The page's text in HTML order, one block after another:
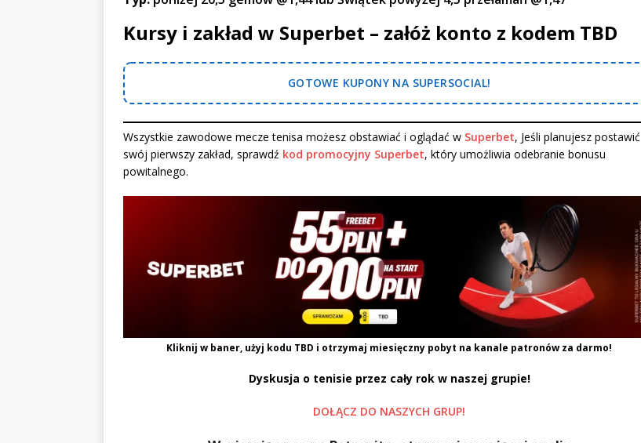
Kursy i zakład w Superbet – załóż konto z kodem TBD
GOTOWE KUPONY NA SUPERSOCIAL!
Wszystkie zawodowe mecze tenisa możesz obstawiać i oglądać w Superbet, Jeśli planujesz postawić
swój pierwszy zakład, sprawdź kod promocyjny Superbet, który umożliwia odebranie bonusu
powitalnego.
Kliknij w baner, użyj kodu TBD i otrzymaj miesięczny pobyt na kanale patronów za darmo!
Dyskusja o tenisie przez cały rok w naszej grupie!
DOŁĄCZ DO NASZYCH GRUP!